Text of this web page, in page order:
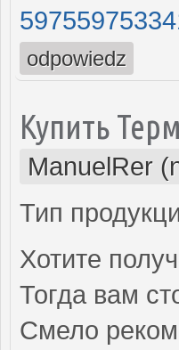
odpowiedz
Купить
ManuelRer
Тип
Хотите
Тогда вам
Смело